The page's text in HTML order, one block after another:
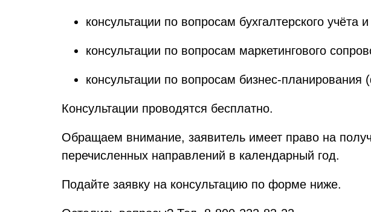
консультации по вопросам бухгалтерского учёта
консультации по вопросам маркетингового
консультации по вопросам бизнес-
Консультации проводятся бесплатно.
Обращаем внимание, заявитель имеет право на
перечисленных направлений в календарный год.
Подайте заявку на консультацию по форме ниже.